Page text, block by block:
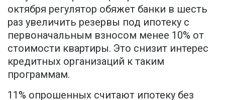
октября регулятор обяжет банки в шесть
раз увеличить резервы под ипотеку с
первоначальным взносом менее 10% от
стоимости квартиры. Это снизит интерес
кредитных организаций к таким
программам.
11% опрошенных считают ипотеку без